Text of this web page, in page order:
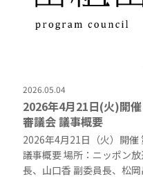
2026.05.04
2026年4月21日(火)開
審議会 議事概要
2026年4月21日（火）開
議事概要 場所：ニッポン
長、山口香 副委員長、松岡